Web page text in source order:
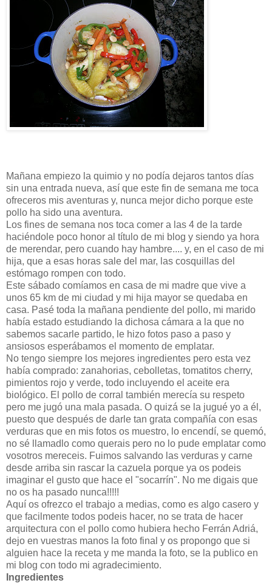
Mañana empiezo la quimio y no podía dejaros tantos días
sin una entrada nueva, así que este fin de semana me toca
ofreceros mis aventuras y, nunca mejor dicho porque este
pollo ha sido una aventura.
Los fines de semana nos toca comer a las 4 de la tarde
haciéndole poco honor al título de mi blog y siendo ya hora
de merendar, pero cuando hay hambre.... y, en el caso de mi
hija, que a esas horas sale del mar, las cosquillas del
estómago rompen con todo.
Este sábado comíamos en casa de mi madre que vive a
unos 65 km de mi ciudad y mi hija mayor se quedaba en
casa. Pasé toda la mañana pendiente del pollo, mi marido
había estado estudiando la dichosa cámara a la que no
sabemos sacarle partido, le hizo fotos paso a paso y
ansiosos esperábamos el momento de emplatar.
No tengo siempre los mejores ingredientes pero esta vez
había comprado: zanahorias, cebolletas, tomatitos cherry,
pimientos rojo y verde, todo incluyendo el aceite era
biológico. El pollo de corral también merecía su respeto
pero me jugó una mala pasada. O quizá se la jugué yo a él,
puesto que después de darle tan grata compañía con esas
verduras que en mis fotos os muestro, lo encendí, se quemó,
no sé llamadlo como querais pero no lo pude emplatar como
vosotros mereceis. Fuimos salvando las verduras y carne
desde arriba sin rascar la cazuela porque ya os podeis
imaginar el gusto que hace el "socarrín". No me digais que
no os ha pasado nunca!!!!!
Aquí os ofrezco el trabajo a medias, como es algo casero y
que facilmente todos podeis hacer, no se trata de hacer
arquitectura con el pollo como hubiera hecho Ferrán Adriá,
dejo en vuestras manos la foto final y os propongo que si
alguien hace la receta y me manda la foto, se la publico en
mi blog con todo mi agradecimiento.
Ingredientes